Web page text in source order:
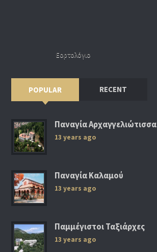
Εορτολόγιο
POPULAR RECENT
Παναγία Αρχαγγελιώτισσα
13 years ago
Παναγία Καλαμού
13 years ago
Παμμέγιστοι Ταξιάρχες
13 years ago